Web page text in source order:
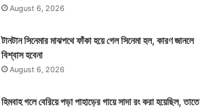
August 6, 2026
টানটান সিনেমার মাঝপথে ফাঁকা হয়ে গেল সিনেমা হল, কারণ জানলে
বিশ্বাস হবেনা
August 6, 2026
হিমবাহ গলে বেরিয়ে পড়া পাহাড়ের গায়ে সাদা রং করা হয়েছিল, তাতে